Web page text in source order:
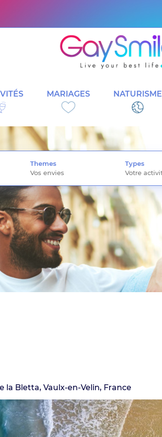
MARIAGES NATURISME
Themes Types
la Bletta, Vaulx-en-Velin, France